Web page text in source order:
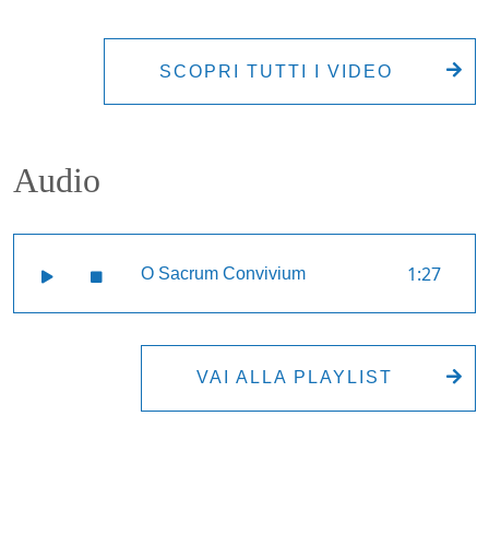
SCOPRI TUTTI I VIDEO
Audio
O Sacrum Convivium 1:27
VAI ALLA PLAYLIST